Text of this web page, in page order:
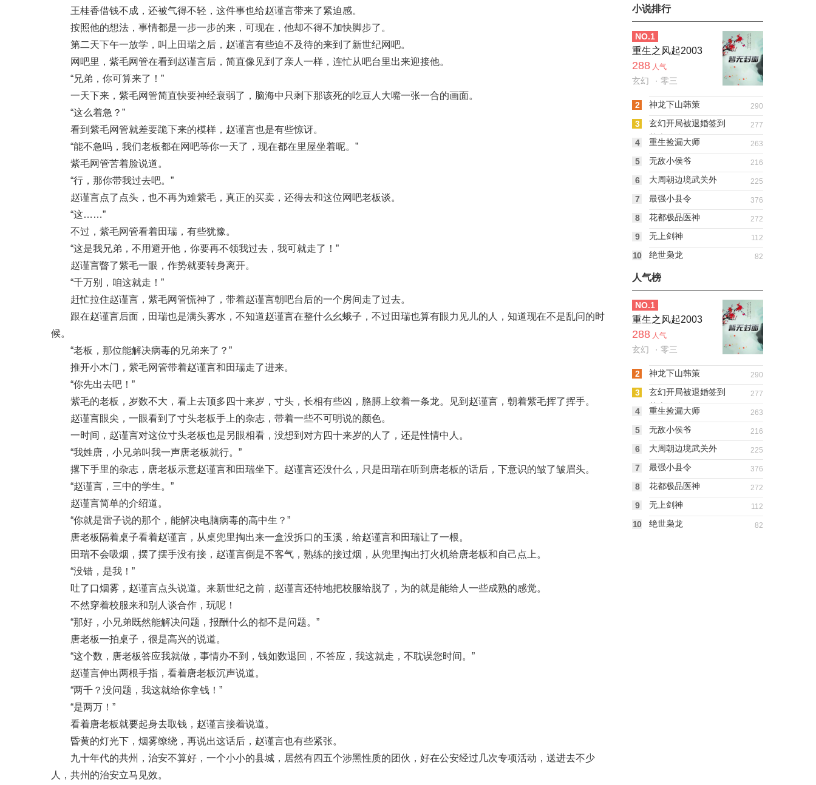
王桂香借钱不成，还被气得不轻，这件事也给赵谨言带来了紧迫感。
按照他的想法，事情都是一步一步的来，可现在，他却不得不加快脚步了。
第二天下午一放学，叫上田瑞之后，赵谨言有些迫不及待的来到了新世纪网吧。
网吧里，紫毛网管在看到赵谨言后，简直像见到了亲人一样，连忙从吧台里出来迎接他。
“兄弟，你可算来了！”
一天下来，紫毛网管简直快要神经衰弱了，脑海中只剩下那该死的吃豆人大嘴一张一合的画面。
“这么着急？”
看到紫毛网管就差要跪下来的模样，赵谨言也是有些惊讶。
“能不急吗，我们老板都在网吧等你一天了，现在都在里屋坐着呢。”
紫毛网管苦着脸说道。
“行，那你带我过去吧。”
赵谨言点了点头，也不再为难紫毛，真正的买卖，还得去和这位网吧老板谈。
“这……”
不过，紫毛网管看着田瑞，有些犹豫。
“这是我兄弟，不用避开他，你要再不领我过去，我可就走了！”
赵谨言瞥了紫毛一眼，作势就要转身离开。
“千万别，咱这就走！”
赶忙拉住赵谨言，紫毛网管慌神了，带着赵谨言朝吧台后的一个房间走了过去。
跟在赵谨言后面，田瑞也是满头雾水，不知道赵谨言在整什么幺蛾子，不过田瑞也算有眼力见儿的人，知道现在不是乱问的时
候。
“老板，那位能解决病毒的兄弟来了？”
推开小木门，紫毛网管带着赵谨言和田瑞走了进来。
“你先出去吧！”
紫毛的老板，岁数不大，看上去顶多四十来岁，寸头，长相有些凶，胳膊上纹着一条龙。见到赵谨言，朝着紫毛挥了挥手。
赵谨言眼尖，一眼看到了寸头老板手上的杂志，带着一些不可明说的颜色。
一时间，赵谨言对这位寸头老板也是另眼相看，没想到对方四十来岁的人了，还是性情中人。
“我姓唐，小兄弟叫我一声唐老板就行。”
撂下手里的杂志，唐老板示意赵谨言和田瑞坐下。赵谨言还没什么，只是田瑞在听到唐老板的话后，下意识的皱了皱眉头。
“赵谨言，三中的学生。”
赵谨言简单的介绍道。
“你就是雷子说的那个，能解决电脑病毒的高中生？”
唐老板隔着桌子看着赵谨言，从桌兜里掏出来一盒没拆口的玉溪，给赵谨言和田瑞让了一根。
田瑞不会吸烟，摆了摆手没有接，赵谨言倒是不客气，熟练的接过烟，从兜里掏出打火机给唐老板和自己点上。
“没错，是我！”
吐了口烟雾，赵谨言点头说道。来新世纪之前，赵谨言还特地把校服给脱了，为的就是能给人一些成熟的感觉。
不然穿着校服来和别人谈合作，玩呢！
“那好，小兄弟既然能解决问题，报酬什么的都不是问题。”
唐老板一拍桌子，很是高兴的说道。
“这个数，唐老板答应我就做，事情办不到，钱如数退回，不答应，我这就走，不耽误您时间。”
赵谨言伸出两根手指，看着唐老板沉声说道。
“两千？没问题，我这就给你拿钱！”
“是两万！”
看着唐老板就要起身去取钱，赵谨言接着说道。
昏黄的灯光下，烟雾缭绕，再说出这话后，赵谨言也有些紧张。
九十年代的共州，治安不算好，一个小小的县城，居然有四五个涉黑性质的团伙，好在公安经过几次专项活动，送进去不少
人，共州的治安立马见效。
小说排行
NO.1
重生之风起2003
288 人气
玄幻 · 零三
2 神龙下山韩策 290
3
玄幻开局被退婚签到
荒古圣体
277
4 重生捡漏大师 263
5 无敌小侯爷 216
6 大周朝边境武关外 225
7 最强小县令 376
8 花都极品医神 272
9 无上剑神 112
10 绝世枭龙 82
人气榜
NO.1
重生之风起2003
288 人气
玄幻 · 零三
2 神龙下山韩策 290
3
玄幻开局被退婚签到
荒古圣体
277
4 重生捡漏大师 263
5 无敌小侯爷 216
6 大周朝边境武关外 225
7 最强小县令 376
8 花都极品医神 272
9 无上剑神 112
10 绝世枭龙 82